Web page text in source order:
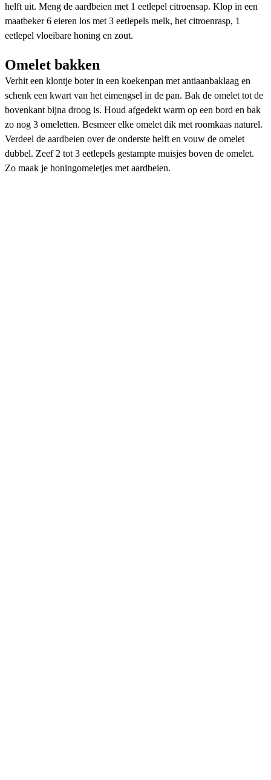
helft uit. Meng de aardbeien met 1 eetlepel citroensap. Klop in een
maatbeker 6 eieren los met 3 eetlepels melk, het citroenrasp, 1
eetlepel vloeibare honing en zout.
Omelet bakken
Verhit een klontje boter in een koekenpan met antiaanbaklaag en
schenk een kwart van het eimengsel in de pan. Bak de omelet tot de
bovenkant bijna droog is. Houd afgedekt warm op een bord en bak
zo nog 3 omeletten. Besmeer elke omelet dik met roomkaas naturel.
Verdeel de aardbeien over de onderste helft en vouw de omelet
dubbel. Zeef 2 tot 3 eetlepels gestampte muisjes boven de omelet.
Zo maak je honingomeletjes met aardbeien.